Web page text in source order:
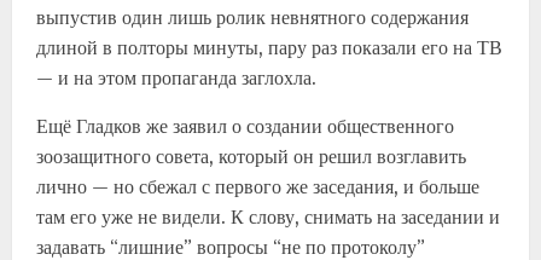
выпустив один лишь ролик невнятного содержания
длиной в полторы минуты, пару раз показали его на ТВ
— и на этом пропаганда заглохла.
Ещё Гладков же заявил о создании общественного
зоозащитного совета, который он решил возглавить
лично — но сбежал с первого же заседания, и больше
там его уже не видели. К слову, снимать на заседании и
задавать “лишние” вопросы “не по протоколу”